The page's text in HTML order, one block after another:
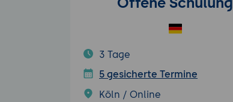
3 Tage
5 gesicherte Termine
Köln / Online